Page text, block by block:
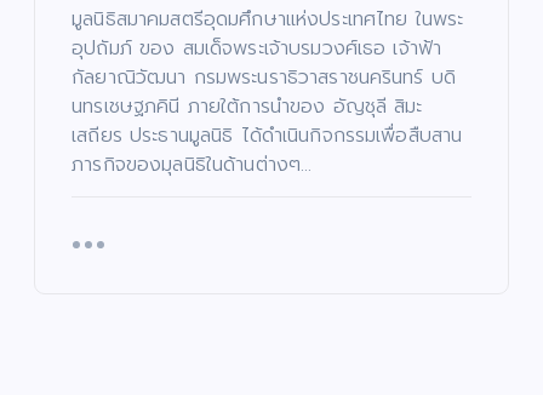
มูลนิธิสมาคมสตรีอุดมศึกษาแห่งประเทศไทย ในพระ
อุปถัมภ์ ของ สมเด็จพระเจ้าบรมวงศ์เธอ เจ้าฟ้า
กัลยาณิวัฒนา กรมพระนราธิวาสราชนครินทร์ บดิ
นทรเชษฐภคินี ภายใต้การนำของ อัญชุลี สิมะ
เสถียร ประธานมูลนิธิ ได้ดำเนินกิจกรรมเพื่อสืบสาน
ภารกิจของมุลนิธิในด้านต่างๆ…